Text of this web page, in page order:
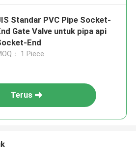
Standar PVC Pipe Socket-
Gate Valve untuk pipa api
End
： 1 Piece
Terus